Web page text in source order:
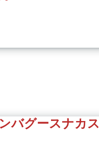
バグースナカス